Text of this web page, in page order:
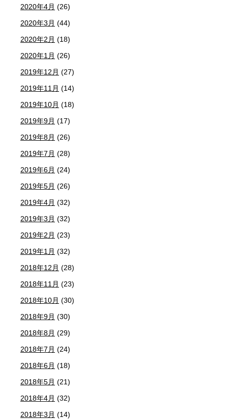
2020年4月 (26)
2020年3月 (44)
2020年2月 (18)
2020年1月 (26)
2019年12月 (27)
2019年11月 (14)
2019年10月 (18)
2019年9月 (17)
2019年8月 (26)
2019年7月 (28)
2019年6月 (24)
2019年5月 (26)
2019年4月 (32)
2019年3月 (32)
2019年2月 (23)
2019年1月 (32)
2018年12月 (28)
2018年11月 (23)
2018年10月 (30)
2018年9月 (30)
2018年8月 (29)
2018年7月 (24)
2018年6月 (18)
2018年5月 (21)
2018年4月 (32)
2018年3月 (14)